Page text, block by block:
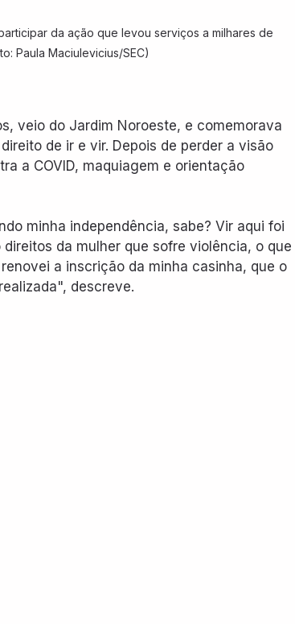
da ação que levou serviços a milhares de
Paula Maciulevicius/SEC)
veio do Jardim Noroeste, e comemorava
de ir e vir. Depois de perder a visão
a COVID, maquiagem e orientação
minha independência, sabe? Vir aqui foi
da mulher que sofre violência, o que
a inscrição da minha casinha, que o
descreve.